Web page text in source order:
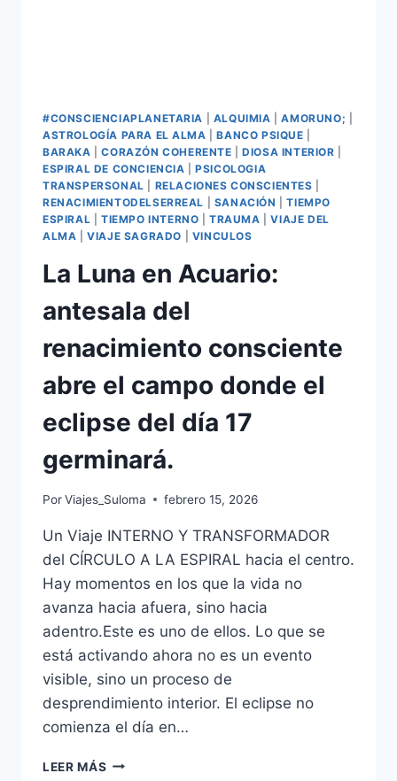
#CONSCIENCIAPLANETARIA ALQUIMIA |AMORUNO;
ASTROLOGÍA PARA EL ALMA |BANCO PSIQUE
BARAKA |CORAZÓN COHERENTE |DIOSA INTERIOR
ESPIRAL DE CONCIENCIA |PSICOLOGIA
TRANSPERSONAL
RELACIONES CONSCIENTES
RENACIMIENTODELSERREAL
SANACIÓN |TIEMPO
ESPIRAL
TIEMPO INTERNO |TRAUMA |VIAJE DEL
ALMA |VIAJE SAGRADO VINCULOS
La Luna en Acuario:
antesala del
renacimiento consciente
abre el campo donde el
eclipse del día 17
germinará.
PorViajes_Suloma febrero 15, 2026
Un Viaje INTERNO Y TRANSFORMADOR
del CÍRCULO A LA ESPIRAL hacia el centro.
Hay momentos en los que la vida no
avanza hacia afuera, sino hacia
adentro.Este es uno de ellos. Lo que se
está activando ahora no es un evento
visible, sino un proceso de
desprendimiento interior. El eclipse no
comienza el día en…
LEER MÁS